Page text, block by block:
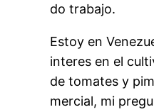
do trabajo.
Estoy en
interes en el
de tomates y
mercial, mi